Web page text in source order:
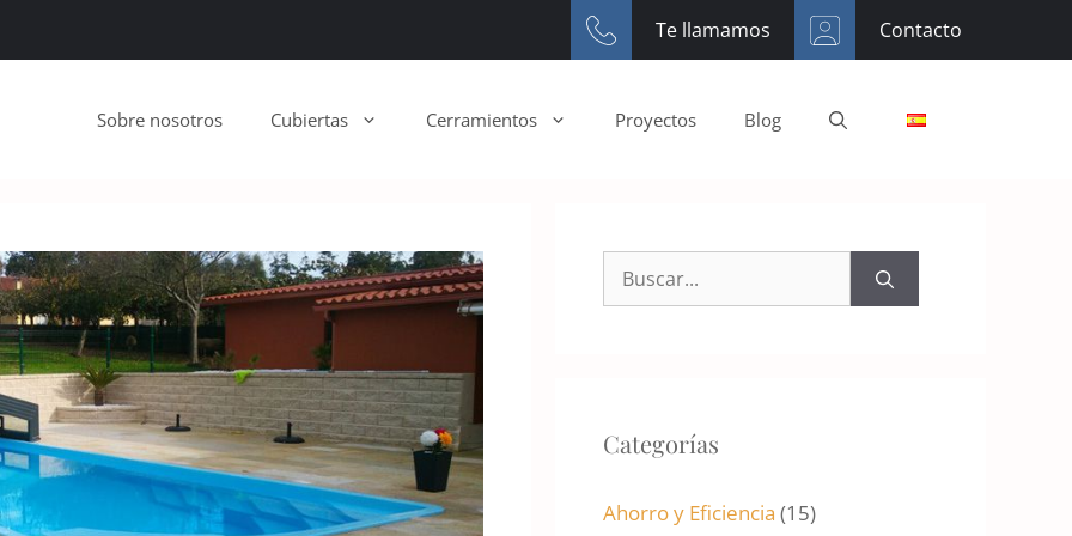
Te llamamos Contacto
Sobre nosotros Cubiertas Cerramientos Proyectos Blog
Buscar:
Categorías
Ahorro y Eficiencia (15)